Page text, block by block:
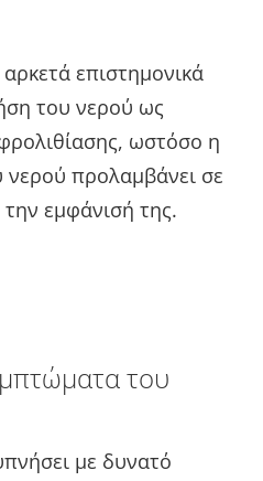
επιστημονικά
του νερού ως
ωστόσο η
προλαμβάνει σε
την εμφάνισή της.
του
με δυνατό